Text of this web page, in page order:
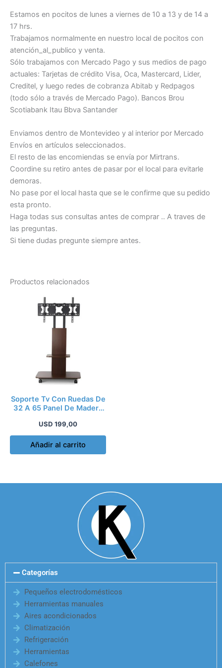
Estamos en pocitos de lunes a viernes de 10 a 13 y de 14 a
17 hrs.
Trabajamos normalmente en nuestro local de pocitos con
atención_al_publico y venta.
Sólo trabajamos con Mercado Pago y sus medios de pago
actuales: Tarjetas de crédito Visa, Oca, Mastercard, Lider,
Creditel, y luego redes de cobranza Abitab y Redpagos
(todo sólo a través de Mercado Pago). Bancos Brou
Scotiabank Itau Bbva Santander
Enviamos dentro de Montevideo y al interior por Mercado
Envíos en artículos seleccionados.
El resto de las encomiendas se envía por Mirtrans.
Coordine su retiro antes de pasar por el local para evitarle
demoras.
No pase por el local hasta que se le confirme que su pedido
esta pronto.
Haga todas sus consultas antes de comprar .. A traves de
las preguntas.
Si tiene dudas pregunte siempre antes.
Productos relacionados
Soporte Tv Con Ruedas De
32 A 65 Panel De Madera
USD 199,00
Añadir al carrito
Categorías
Pequeños electrodomésticos
Herramientas manuales
Aires acondicionados
Climatización
Refrigeración
Herramientas
Calefones